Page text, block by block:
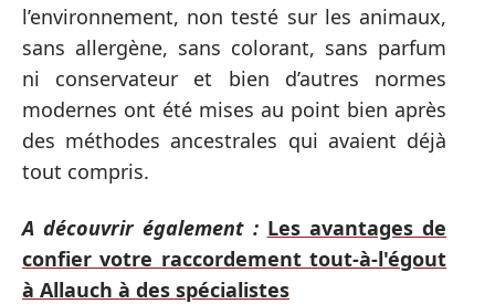
l’environnement, non testé sur les animaux,
sans allergène, sans colorant, sans parfum
ni conservateur et bien d’autres normes
modernes ont été mises au point bien après
des méthodes ancestrales qui avaient déjà
tout compris.
A découvrir également : Les avantages de
confier votre raccordement tout-à-l'égout
à Allauch à des spécialistes